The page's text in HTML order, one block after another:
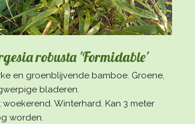
robusta 'Formidable'
en groenblijvende bamboe. Groene,
bladeren.
woekerend. Winterhard. Kan 3 meter
worden.